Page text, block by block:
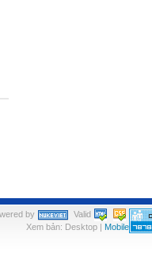
by
Valid
Xem bản: Desktop | Mobile